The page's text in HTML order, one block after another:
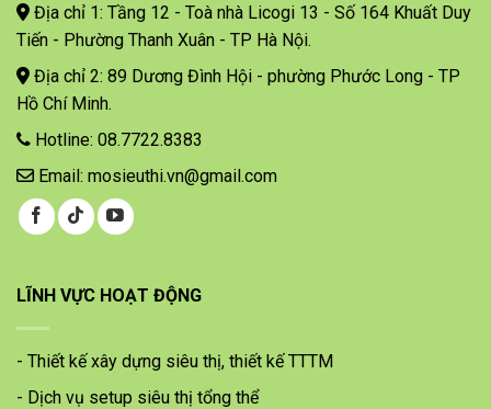
Địa chỉ 1: Tầng 12 - Toà nhà Licogi 13 - Số 164 Khuất Duy
Tiến - Phường Thanh Xuân - TP Hà Nội.
Địa chỉ 2: 89 Dương Đình Hội - phường Phước Long - TP
Hồ Chí Minh.
Hotline: 08.7722.8383
Email: mosieuthi.vn@gmail.com
LĨNH VỰC HOẠT ĐỘNG
- Thiết kế xây dựng siêu thị, thiết kế TTTM
- Dịch vụ setup siêu thị tổng thể